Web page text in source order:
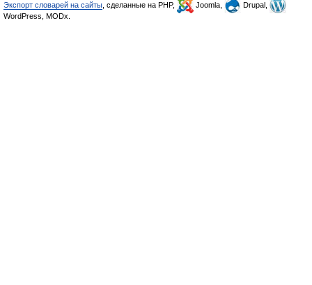
Экспорт словарей на сайты , сделанные на PHP, Joomla,
Drupal,
WordPress, MODx.